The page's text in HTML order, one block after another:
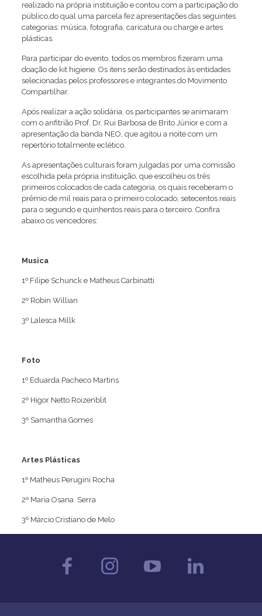
realizado na própria instituição e contou com a participação do
público,do qual uma parcela fez apresentações das seguintes
categorias: música, fotografia, caricatura ou charge e artes
plásticas.
Para participar do evento, todos os membros fizeram uma
doação de kit higiene. Os itens serão destinados às entidades
selecionadas pelos professores e integrantes do Movimento
Compartilhar.
Após realizar a ação solidária, os participantes se animaram
com o anfitrião Prof. Dr. Rui Barbosa de Brito Júnior e com a
apresentação da banda NEO, que agitou a noite com um
repertório totalmente eclético.
As apresentações culturais foram julgadas por uma comissão
escolhida pela própria instituição, que escolheu os três
primeiros colocados de cada categoria, os quais receberam o
prêmio de mil reais para o primeiro colocado, setecentos reais
para o segundo e quinhentos reais para o terceiro. Confira
abaixo os vencedores:
Musica
1º Filipe Schunck e Matheus Carbinatti
2º Robin Willian
3º Lalesca Millk
Foto
1º Eduarda Pacheco Martins
2º Higor Netto Roizenblit
3º Samantha Gomes
Artes Plásticas
1º Matheus Perugini Rocha
2º Maria Osana Serra
3º Márcio Cristiano de Melo